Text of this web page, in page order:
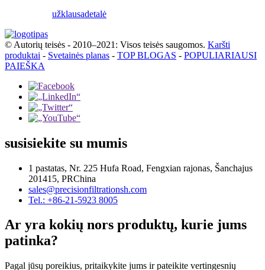
užklausadetalė
© Autorių teisės - 2010–2021: Visos teisės saugomos. Karšti
produktai - Svetainės planas - TOP BLOGAS - POPULIARIAUSI
PAIEŠKA
susisiekite su mumis
1 pastatas, Nr. 225 Hufa Road, Fengxian rajonas, Šanchajus
201415, PRChina
sales@precisionfiltrationsh.com
Tel.: +86-21-5923 8005
Ar yra kokių nors produktų, kurie jums
patinka?
Pagal jūsų poreikius, pritaikykite jums ir pateikite vertingesnių